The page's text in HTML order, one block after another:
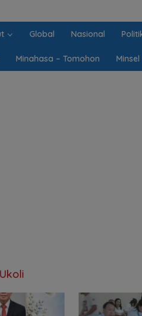
Global Nasional
Minahasa – Tomohon